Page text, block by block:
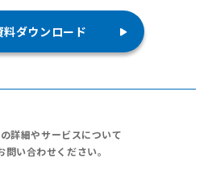
料ダウンロード
詳細やサービスについて
問い合わせください。